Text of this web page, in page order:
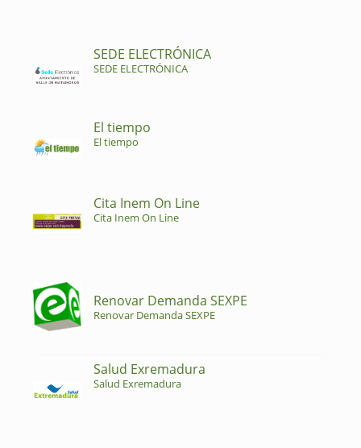
SEDE ELECTRÓNICA
SEDE ELECTRÓNICA
El tiempo
El tiempo
Cita Inem On Line
Cita Inem On Line
Renovar Demanda SEXPE
Renovar Demanda SEXPE
Salud Exremadura
Salud Exremadura